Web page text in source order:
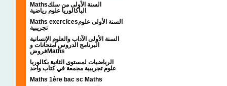
Mathsالسنة الأولى من سلك
الباكالوريا علوم رياضية
Maths exercicesالسنة الأولى علوم
تجريبية
السنة الأولى الآداب والعلوم الإنسانية
البرنامج الدروس امتحانات و
فروضMaths
الرياضيات لمستوى الثانية بكالوريا
علوم تجريبية مجمعة في كتاب واحد
Maths 1ère bac sc Maths